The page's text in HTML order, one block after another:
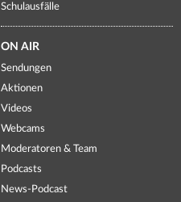
Schulausfälle
ON AIR
Sendungen
Aktionen
Videos
Webcams
Moderatoren & Team
Podcasts
News-Podcast